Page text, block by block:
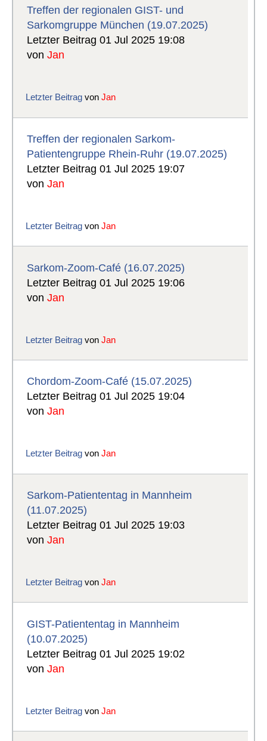
Treffen der regionalen GIST- und
Sarkomgruppe München (19.07.2025)
Letzter Beitrag 01 Jul 2025 19:08
vonJan
Letzter Beitrag vonJan
Treffen der regionalen Sarkom-
Patientengruppe Rhein-Ruhr (19.07.2025)
Letzter Beitrag 01 Jul 2025 19:07
vonJan
Letzter Beitrag vonJan
Sarkom-Zoom-Café (16.07.2025)
Letzter Beitrag 01 Jul 2025 19:06
vonJan
Letzter Beitrag vonJan
Chordom-Zoom-Café (15.07.2025)
Letzter Beitrag 01 Jul 2025 19:04
vonJan
Letzter Beitrag vonJan
Sarkom-Patiententag in Mannheim
(11.07.2025)
Letzter Beitrag 01 Jul 2025 19:03
vonJan
Letzter Beitrag vonJan
GIST-Patiententag in Mannheim
(10.07.2025)
Letzter Beitrag 01 Jul 2025 19:02
vonJan
Letzter Beitrag vonJan